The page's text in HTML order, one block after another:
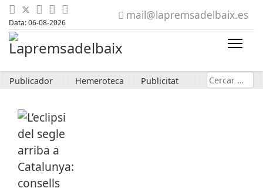
Data: 06-08-2026
mail@lapremsadelbaix.es
Publicador Hemeroteca Publicitat Cerca